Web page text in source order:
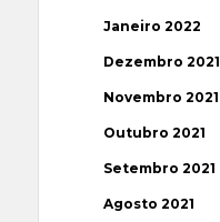
Janeiro 2022
Dezembro 2021
Novembro 2021
Outubro 2021
Setembro 2021
Agosto 2021